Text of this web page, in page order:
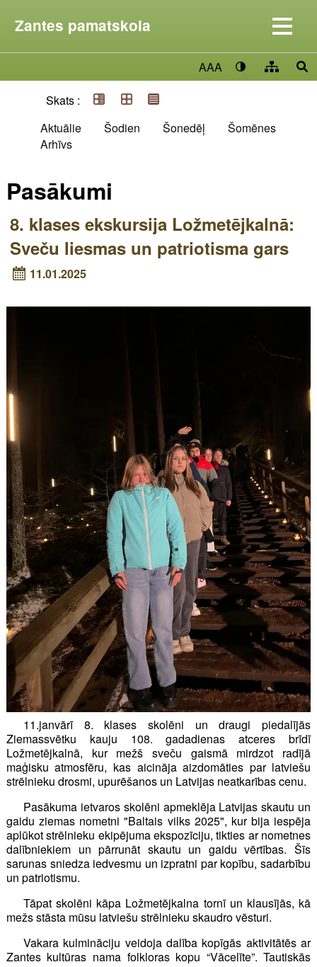
Zantes pamatskola
AAA
Skats :
Aktuālie
Šodien Šonedēļ
Šomēnes
Arhīvs
Pasākumi
8. klases ekskursija Ložmetējkalnā:
Sveču liesmas un patriotisma gars
11.01.2025
11.janvārī 8. klases skolēni un draugi piedalījās
Ziemassvētku kauju 108. gadadienas atceres brīdī
Ložmetējkalnā, kur mežš sveču gaismā mirdzot radījā
maģisku atmosfēru, kas aicināja aizdomāties par latviešu
strēlnieku drosmi, upurēšanos un Latvijas neatkarības cenu.
Pasākuma ietvaros skolēni apmeklēja Latvijas skautu un
gaidu ziemas nometni "Baltais vilks 2025", kur bija iespēja
aplūkot strēlnieku ekipējuma ekspozīciju, tikties ar nometnes
dalībniekiem un pārrunāt skautu un gaidu vērtības. Šīs
sarunas sniedza iedvesmu un izpratni par kopību, sadarbību
un patriotismu.
Tāpat skolēni kāpa Ložmetējkalna tornī un klausījās, kā
mežs stāsta mūsu latviešu strēlnieku skaudro vēsturi.
Vakara kulmināciju veidoja dalība kopīgās aktivitātēs ar
Zantes kultūras nama folkloras kopu “Vācelīte”. Tautiskās